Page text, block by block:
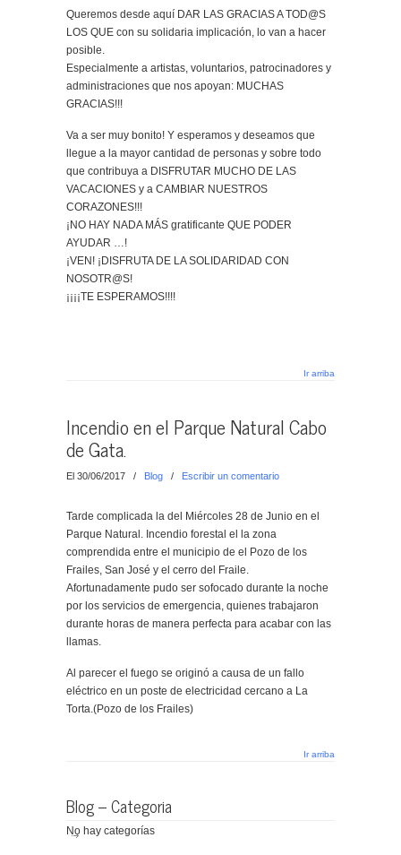
Queremos desde aquí DAR LAS GRACIAS A TOD@S
LOS QUE con su solidaria implicación, lo van a hacer
posible.
Especialmente a artistas, voluntarios, patrocinadores y
administraciones que nos apoyan: MUCHAS
GRACIAS!!!
Va a ser muy bonito! Y esperamos y deseamos que
llegue a la mayor cantidad de personas y sobre todo
que contribuya a DISFRUTAR MUCHO DE LAS
VACACIONES y a CAMBIAR NUESTROS
CORAZONES!!!
¡NO HAY NADA MÁS gratificante QUE PODER
AYUDAR …!
¡VEN! ¡DISFRUTA DE LA SOLIDARIDAD CON
NOSOTR@S!
¡¡¡¡TE ESPERAMOS!!!!
Ir arriba
Incendio en el Parque Natural Cabo
de Gata.
El 30/06/2017 / Blog / Escribir un comentario
Tarde complicada la del Miércoles 28 de Junio en el
Parque Natural. Incendio forestal el la zona
comprendida entre el municipio de el Pozo de los
Frailes, San José y el cerro del Fraile.
Afortunadamente pudo ser sofocado durante la noche
por los servicios de emergencia, quienes trabajaron
durante horas de manera perfecta para acabar con las
llamas.
Al parecer el fuego se originó a causa de un fallo
eléctrico en un poste de electricidad cercano a La
Torta.(Pozo de los Frailes)
Ir arriba
Blog – Categoria
No hay categorías